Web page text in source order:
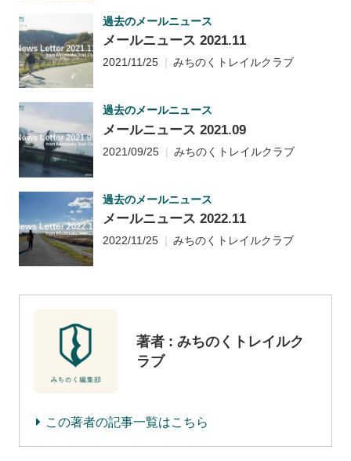
過去のメールニュース
メールニュース 2021.11
2021/11/25 みちのくトレイルクラブ
過去のメールニュース
メールニュース 2021.09
2021/09/25 みちのくトレイルクラブ
過去のメールニュース
メールニュース 2022.11
2022/11/25 みちのくトレイルクラブ
著者 : みちのくトレイルク
ラブ
この著者の記事一覧はこちら